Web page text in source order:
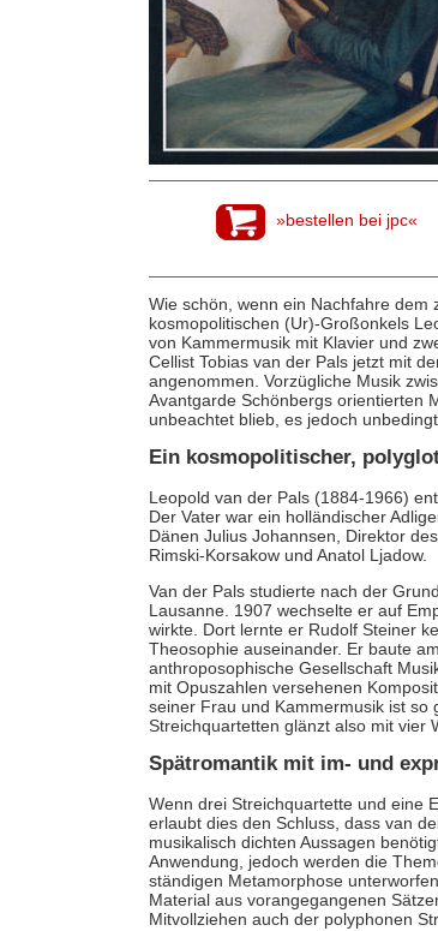
»bestellen bei jpc«
Wie schön, wenn ein Nachfahre
kosmopolitischen (Ur)-Großonkels
von Kammermusik mit Klavier und
Cellist Tobias van der Pals jetzt mit
angenommen. Vorzügliche Musik
Avantgarde Schönbergs orientierten
unbeachtet blieb, es jedoch
Ein kosmopolitischer,
Leopold van der Pals (1884-1966)
Der Vater war ein holländischer
Dänen Julius Johannsen, Direktor
Rimski-Korsakow und Anatol Ljadow.
Van der Pals studierte nach der
Lausanne. 1907 wechselte er auf
wirkte. Dort lernte er Rudolf Steiner
Theosophie auseinander. Er baute
anthroposophische Gesellschaft
mit Opuszahlen versehenen
seiner Frau und Kammermusik ist so
Streichquartetten glänzt also mit vier
Spätromantik mit im- und
Wenn drei Streichquartette und eine
erlaubt dies den Schluss, dass van
musikalisch dichten Aussagen
Anwendung, jedoch werden die
ständigen Metamorphose
Material aus vorangegangenen
Mitvollziehen auch der polyphonen